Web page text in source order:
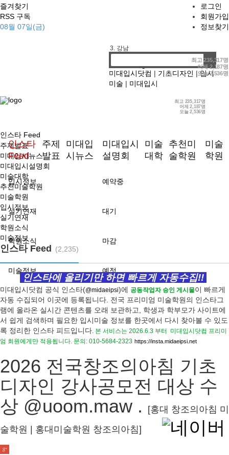
즐겨찾기
RSS 구독
08월 07일(금)
로그인
회원가입
정보찾기
최고235,317명
어제 2,187명
오늘2,536명
3. 강남
미대입시닷컴 | 기초디자인 | 입시
미술 | 미대입시
최고 235,317명
어제2,187명
오늘2,536명
인스타
Feed
입시정보
실기연재
학원소식
미술정보
주제
발표
미대입
시뉴스
미대입시
설명회
예약중
대기
마감
예정
미술
대학
추천미
술학원
미술
학원
인스타 Feed
주제발표
미대입시뉴스
미대입시설명회
미술대학
추천미술학원
미술학원
입시정보
실기연재
학원소식
미술정보
인스타 Feed (2,235)
인스타에 올리기만 하면 빠르게 자동수집!!
미대입시닷컴 공식 인스타(@midaeipsi)에 공동작업자 승인 게시물이 빠르게
자동 수집되어 이곳에 등록됩니다. 전국 프리미엄 미술학원의 인스타그
램에 올라온 실시간 콘텐츠를 오래 보관하고, 학생과 학부모가 사이트에
서 쉽게 검색하며 필요한 입시미술 정보를 한곳에서 다시 찾아볼 수 있도
록 정리한 인스타 피드입니다. 본 서비스는 2026.6.3 부터
미대입시닷컴 프리미
엄 회원에게만 적용됩니다. 문의: 010-5684-2323 https://insta.midaeipsi.net
2026 전국창조의아침 기초
디자인 강사공모전 대상 수
상 @uoom.maw .
[홍대 창조의아침 미
술학원 | 홍대미술학원 창조의아침]